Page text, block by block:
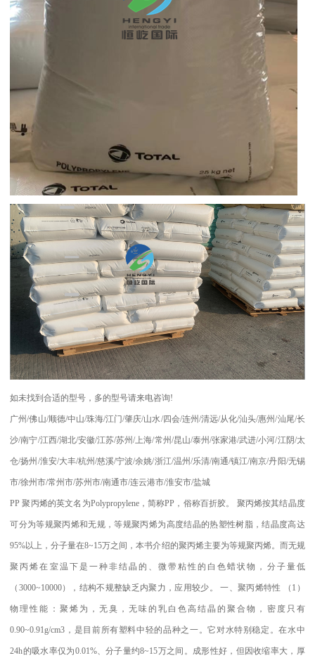
如未找到合适的型号，多的型号请来电咨询!
广州/佛山/顺德/中山/珠海/江门/肇庆/山水/四会/连州 /清远/从化/汕头/惠州/汕尾/长
沙/南宁/江西/湖北/安徽/江苏/苏州/上海/常州 /昆山/泰州 /张家港/武进/小河/江阴/太
仓/扬州 /淮安/大丰/杭州/慈溪/宁波/余姚/浙江/温州 /乐清/南通/镇江/南京/丹阳/无锡
市/徐州市/常州市/苏州市/南通市/连云港市/淮安市/盐城
PP聚丙烯的英文名为Polypropylene，简称PP ，俗称百折胶。 聚丙烯按其结晶度
可分为等规聚丙烯和无规，等规聚丙烯为高度结晶的热塑性树脂，结晶度高达
95%以上，分子量在8~15万之间，本书介绍的聚丙烯主要为等规聚丙烯。而无规
聚丙烯在室温下是一种非结晶的、微带粘性的白色蜡状物，分子量低
（ 3000~10000），结构不规整缺乏内聚力，应用较少。一、聚丙烯特性 （ 1 ）
物理性能：聚烯为，无臭，无味的乳白色高结晶的聚合物，密度只有
0.90~0.91g/cm3 ，是目前所有塑料中轻的品种之一。它对水特别稳定。在水中
24h的吸水率仅为0.01%、分子量约8~15万之间。成形性好，但因收缩率大，厚